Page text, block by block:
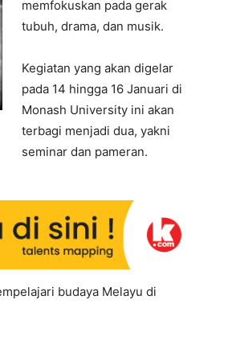
memfokuskan pada gerak
tubuh, drama, dan musik.
Kegiatan yang akan digelar
pada 14 hingga 16 Januari di
Monash University ini akan
terbagi menjadi dua, yakni
seminar dan pameran.
budaya Melayu di